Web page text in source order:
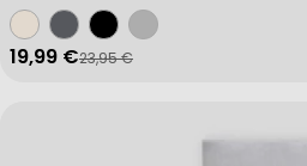
Verkaufspreis
19,99 €
Regulärer Preis
23,95 €